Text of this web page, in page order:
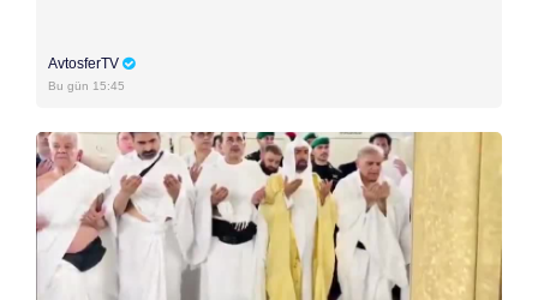
AvtosferTV
Bu gün 15:45